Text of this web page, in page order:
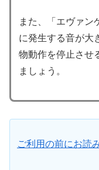
また、「エヴァン
に発生する音が大
物動作を停止させ
ましょう。
ご利用の前にお読